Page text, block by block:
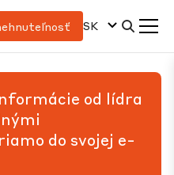
SK
od lídra
do svojej e-